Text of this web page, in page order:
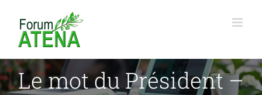
contenu
Le mot du Président –